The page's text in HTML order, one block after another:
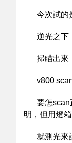
今次試的
逆光之下
掃瞄出來
v800
要怎scan
明，但用燈
就測光來